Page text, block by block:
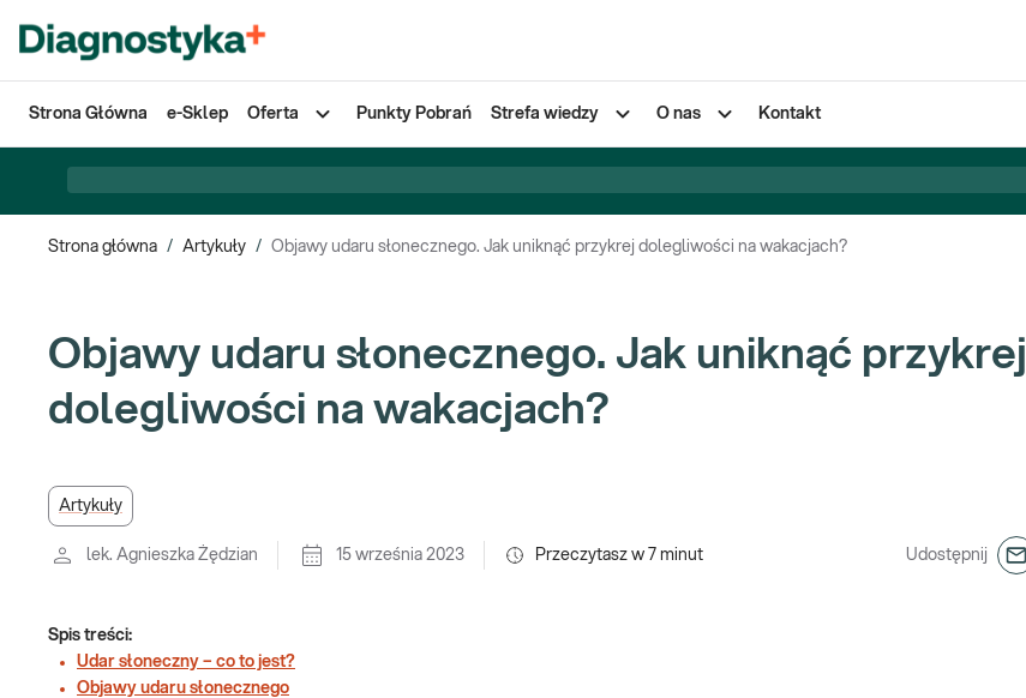
Strona Główna e-Sklep Oferta Punkty Pobrań Strefa wiedzy O nas Kontakt
Strona główna / Artykuły / Objawy udaru słonecznego. Jak uniknąć przykrej dolegliwości na wakacjach?
Objawy udaru słonecznego. Jak uniknąć przykrej
dolegliwości na wakacjach?
Artykuły
lek. Agnieszka Żędzian 15 września 2023 Przeczytasz w 7 minut Udostępnij
Spis treści:
Udar słoneczny – co to jest?
Objawy udaru słonecznego